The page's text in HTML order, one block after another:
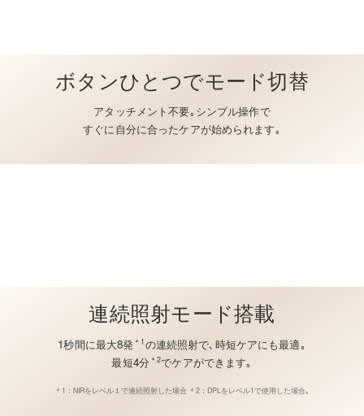
ボタンひとつでモード切替
アタッチメント不要｡ シンプル操作で
すぐに自分に合ったケアが始められます｡
連続照射モード搭載
1秒間に最大8発 ＊1 の連続照射で､ 時短ケアにも最適｡
最短4分 ＊2でケアができます｡
＊1：NIRをレベル１で連続照射した場合 ＊2：DPLをレベル1で使用した場合｡